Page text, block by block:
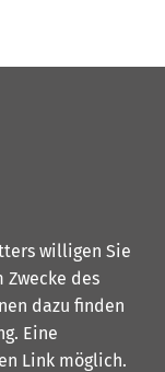
willigen Sie
Zwecke des
dazu finden
. Eine
Link möglich.